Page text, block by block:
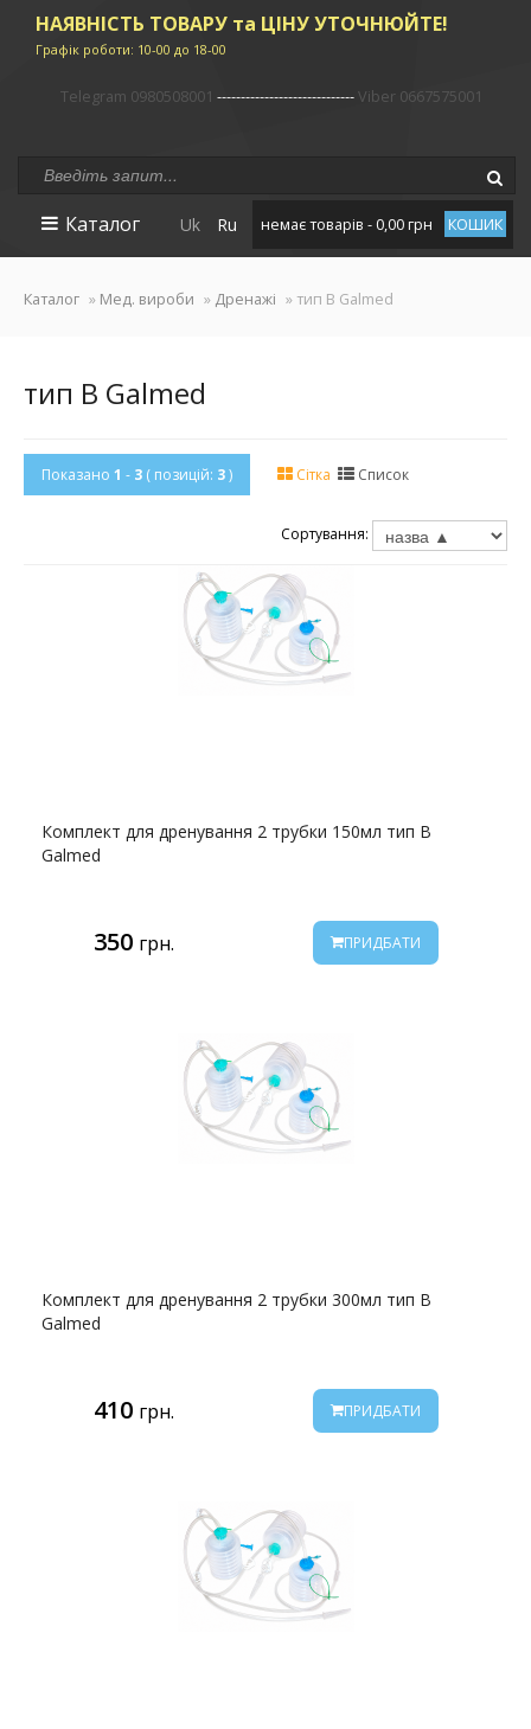
НАЯВНІСТЬ ТОВАРУ та ЦІНУ УТОЧНЮЙТЕ!
Графік роботи: 10-00 до 18-00
Telegram 0980508001 -----------------------------Viber 0667575001
Uk Ru немає товарів - 0,00 грн КОШИК
Каталог
Каталог » Мед. вироби » Дренажі » тип B Galmed
тип B Galmed
Показано 1 - 3 ( позицій: 3) Сітка Список
Сортування:
Комплект для дренування 2 трубки 150мл тип B
Galmed
350 грн. ПРИДБАТИ
Комплект для дренування 2 трубки 300мл тип B
Galmed
410 грн. ПРИДБАТИ